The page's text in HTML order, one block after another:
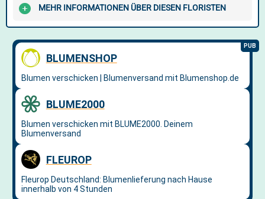
MEHR INFORMATIONEN ÜBER DIESEN FLORISTEN